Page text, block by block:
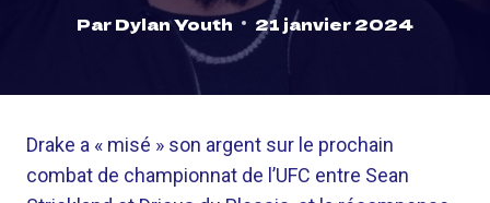
ParDylan Youth 21 janvier 2024
Drake a « misé » son argent sur le prochain
combat de championnat de l’UFC entre Sean